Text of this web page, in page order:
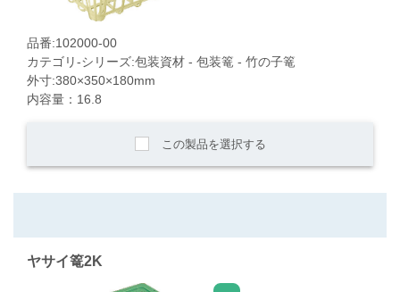
品番:102000-00
カテゴリ-シリーズ:包装資材 - 包装篭 - 竹の子篭
外寸:380×350×180mm
内容量：16.8
この製品を選択する
ヤサイ篭2K